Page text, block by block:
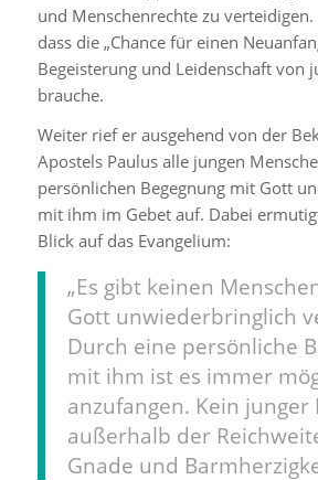
und Menschenrechte zu
dass die „Chance für einen
Begeisterung und Leidenschaft von
brauche.
Weiter rief er ausgehend von der
Apostels Paulus alle jungen
persönlichen Begegnung mit Gott
mit ihm im Gebet auf. Dabei
Blick auf das Evangelium:
„Es gibt keinen
Gott unwiederbringlich
Durch eine persönliche
mit ihm ist es immer
anzufangen. Kein junger
außerhalb der
Gnade und